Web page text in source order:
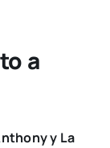
a
y La